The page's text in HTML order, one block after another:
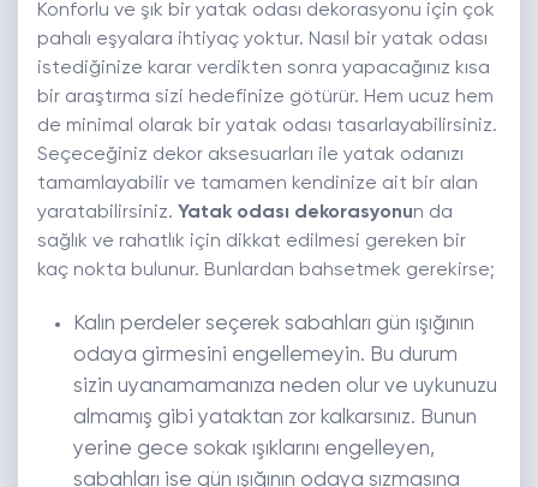
Konforlu ve şık bir yatak odası dekorasyonu için çok
pahalı eşyalara ihtiyaç yoktur. Nasıl bir yatak odası
istediğinize karar verdikten sonra yapacağınız kısa
bir araştırma sizi hedefinize götürür. Hem ucuz hem
de minimal olarak bir yatak odası tasarlayabilirsiniz.
Seçeceğiniz dekor aksesuarları ile yatak odanızı
tamamlayabilir ve tamamen kendinize ait bir alan
yaratabilirsiniz. Yatak odası dekorasyonun da
sağlık ve rahatlık için dikkat edilmesi gereken bir
kaç nokta bulunur. Bunlardan bahsetmek gerekirse;
Kalın perdeler seçerek sabahları gün ışığının
odaya girmesini engellemeyin. Bu durum
sizin uyanamamanıza neden olur ve uykunuzu
almamış gibi yataktan zor kalkarsınız. Bunun
yerine gece sokak ışıklarını engelleyen,
sabahları ise gün ışığının odaya sızmasına